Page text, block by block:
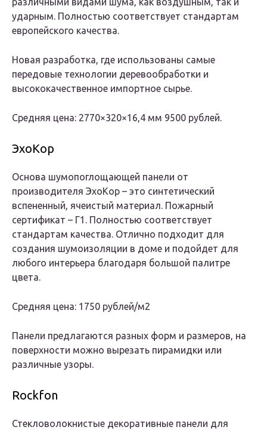
ударным. Полностью соответствует стандартам
европейского качества.
Новая разработка, где использованы самые
передовые технологии деревообработки и
высококачественное импортное сырье.
Средняя цена: 2770×320×16,4 мм 9500 рублей.
ЭхоКор
Основа шумопоглощающей панели от
производителя ЭхоКор – это синтетический
вспененный, ячеистый материал. Пожарный
сертификат – Г1. Полностью соответствует
стандартам качества. Отлично подходит для
создания шумоизоляции в доме и подойдет для
любого интерьера благодаря большой палитре
цвета.
Средняя цена: 1750 рублей/м2
Панели предлагаются разных форм и размеров, на
поверхности можно вырезать пирамидки или
различные узоры.
Rockfon
Стекловолокнистые декоративные панели для